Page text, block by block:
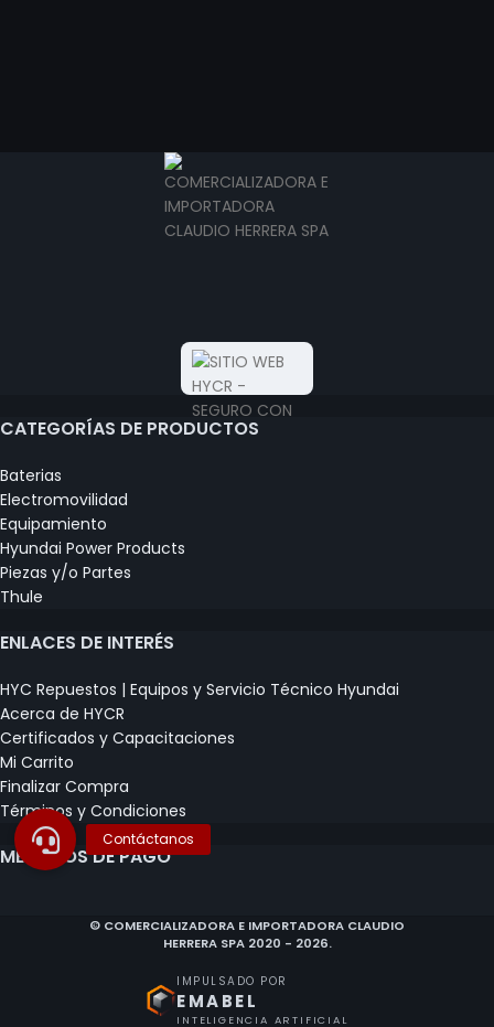
CATEGORÍAS DE PRODUCTOS
Baterias
Electromovilidad
Equipamiento
Hyundai Power Products
Piezas y/o Partes
Thule
ENLACES DE INTERÉS
HYC Repuestos | Equipos y Servicio Técnico Hyundai
Acerca de HYCR
Certificados y Capacitaciones
Mi Carrito
Finalizar Compra
Términos y Condiciones
MÉTODOS DE PAGO
© COMERCIALIZADORA E IMPORTADORA CLAUDIO
HERRERA SPA 2020 - 2026.
IMPULSADO POR
EMABEL
INTELIGENCIA ARTIFICIAL